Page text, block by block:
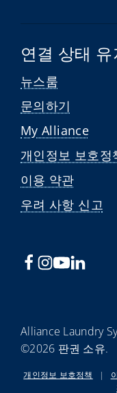
연결 상태 유
뉴스룸
문의하기
My Alliance
개인정보 보호정
이용 약관
우려 사항 신고
Alliance Laundry
©2026 판권 소유.
개인정보 보호정책 |